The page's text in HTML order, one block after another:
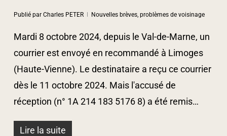
Publié par Charles PETER Nouvelles brèves, problèmes de voisinage
Mardi 8 octobre 2024, depuis le Val-de-Marne, un
courrier est envoyé en recommandé à Limoges
(Haute-Vienne). Le destinataire a reçu ce courrier
dès le 11 octobre 2024. Mais l'accusé de
réception (n° 1A 214 183 5176 8) a été remis…
Lire la suite